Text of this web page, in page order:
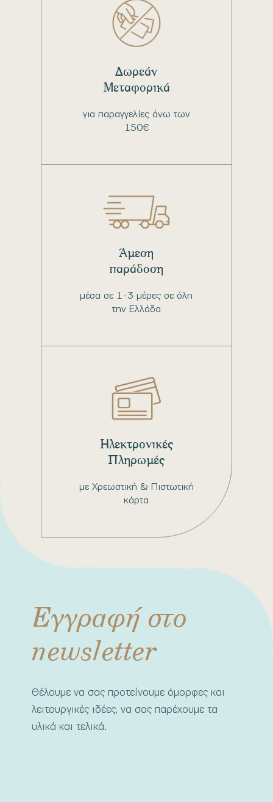
για παραγγελίες άνω των
150€
Δωρεάν
Μεταφορικά
μέσα σε 1-3 μέρες σε όλη
την Ελλάδα
Άμεση
παράδοση
με Χρεωστική & Πιστωτική
κάρτα
Ηλεκτρονικές
Πληρωμές
Εγγραφή στο
newsletter
Θέλουμε να σας προτείνουμε όμορφες και
λειτουργικές ιδέες, να σας παρέχουμε τα
υλικά και τελικά.